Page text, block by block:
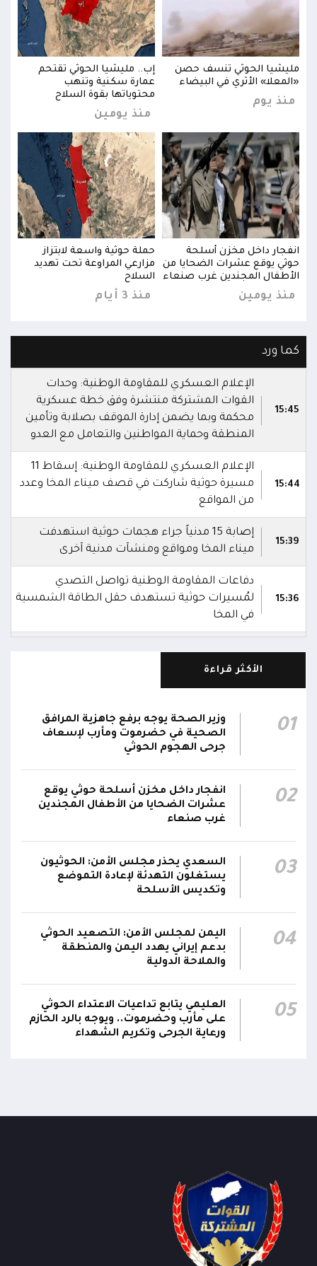
مليشيا الحوثي تنسف حصن
«المعلا» الأثري في البيضاء
منذ يوم
إب.. مليشيا الحوثي تقتحم
عمارة سكنية وتنهب
محتوياتها بقوة السلاح
منذ يومين
انفجار داخل مخزن أسلحة
حوثي يوقع عشرات الضحايا من
الأطفال المجندين غرب صنعاء
منذ يومين
حملة حوثية واسعة لابتزاز
مزارعي المراوعة تحت تهديد
السلاح
منذ 3 أيام
كما ورد
15:45
الإعلام العسكري للمقاومة الوطنية: وحدات
القوات المشتركة منتشرة وفق خطة عسكرية
محكمة وبما يضمن إدارة الموقف بصلابة وتأمين
المنطقة وحماية المواطنين والتعامل مع العدو
15:44
الإعلام العسكري للمقاومة الوطنية: إسقاط 11
مسيرة حوثية شاركت في قصف ميناء المخا وعدد
من المواقع
15:39
إصابة 15 مدنياً جراء هجمات حوثية استهدفت
ميناء المخا ومواقع ومنشآت مدنية آخرى
15:36
دفاعات المقاومة الوطنية تواصل التصدي
لمُسيرات حوثية تستهدف حقل الطاقة الشمسية
في المخا
استشهدوا جراء هجمات حوثية استهدفت ميناء
15:11
مليشيا الحوثي تحجب الإنترنت وشبكات الاتصالات
عن محافظة الحديدة
15:08
دفاعات المقاومة الوطنية تُسقط مسيرات حوثية
حاولت استهداف حقل الطاقة الشمسية في المخا
الأكثر قراءة
01
وزير الصحة يوجه برفع جاهزية المرافق
الصحية في حضرموت ومأرب لإسعاف
جرحى الهجوم الحوثي
02
انفجار داخل مخزن أسلحة حوثي يوقع
عشرات الضحايا من الأطفال المجندين
غرب صنعاء
03
السعدي يحذر مجلس الأمن: الحوثيون
يستغلون التهدئة لإعادة التموضع
وتكديس الأسلحة
04
اليمن لمجلس الأمن: التصعيد الحوثي
بدعم إيراني يهدد اليمن والمنطقة
والملاحة الدولية
05
العليمي يتابع تداعيات الاعتداء الحوثي
على مأرب وحضرموت.. ويوجه بالرد الحازم
ورعاية الجرحى وتكريم الشهداء